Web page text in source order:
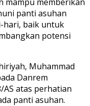
panti asuhan
hari, baik untuk
potensi
Muhammad
Danrem
atas perhatian
panti asuhan.